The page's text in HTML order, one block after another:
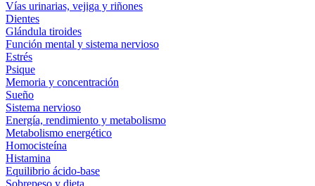
Vías urinarias, vejiga y riñones
Dientes
Glándula tiroides
Función mental y sistema nervioso
Estrés
Psique
Memoria y concentración
Sueño
Sistema nervioso
Energía, rendimiento y metabolismo
Metabolismo energético
Homocisteína
Histamina
Equilibrio ácido-base